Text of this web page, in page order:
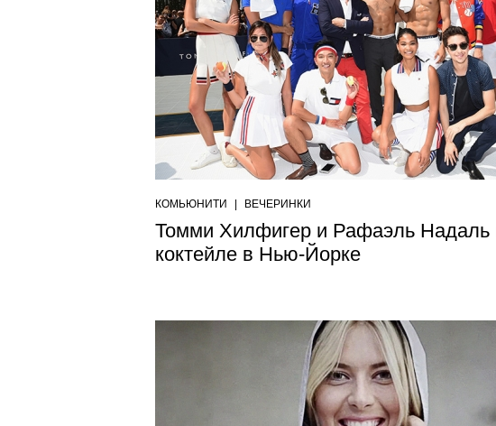
КОМЬЮНИТИ ВЕЧЕРИНКИ
Томми Хилфигер и Рафаэль Надаль
коктейле в Нью-Йорке